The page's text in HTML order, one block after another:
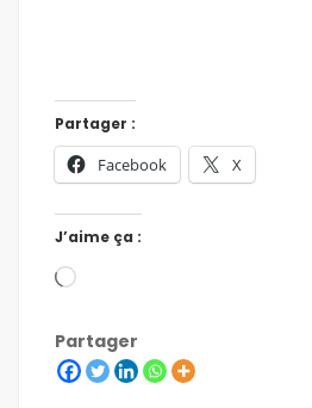
Partager :
Facebook X
J’aime ça :
Partager